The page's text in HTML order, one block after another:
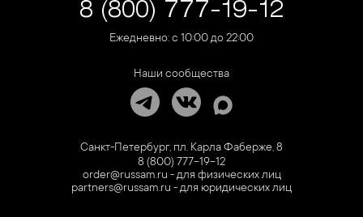
8 (800) 777-19-12
Ежедневно: с 10:00 до 22:00
Наши сообщества
Санкт-Петербург, пл. Карла Фаберже, 8
8 (800) 777-19-12
order@russam.ru - для физических лиц
partners@russam.ru - для юридических лиц